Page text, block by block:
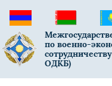
по военно-
ОДКБ)